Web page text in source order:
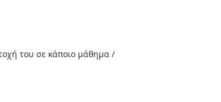
του σε κάποιο μάθημα /